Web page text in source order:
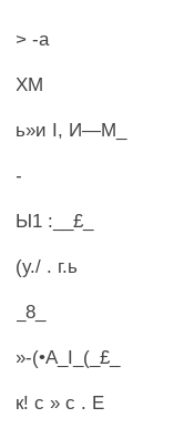
> -а
ХМ
ь»и I, И—М_
-
Ы1 :__£_
(у./ . г.ь
_8_
»-(•А_I_(_£_
к! с » с . Е